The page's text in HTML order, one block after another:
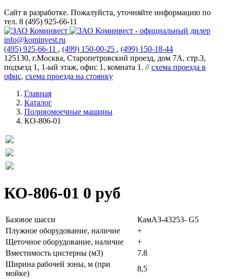
Сайт в разработке. Пожалуйста, уточняйте информацию по
тел. 8 (495) 925-66-11
info@kominvest.ru
(495) 925-66-11 , (499) 150-00-25 , (499) 150-18-44
125130, г.Москва, Старопетровский проезд, дом 7А, стр.3,
подъезд 1, 1-ый этаж, офис 1, комната 1. //схема проезда в
офис, схема проезда на стоянку
Главная
Каталог
Поливомоечные машины
КО-806-01
КО-806-01 0 руб
Базовое шасси
КамАЗ-43253- G5
Плужное оборудование, наличие
+
Щеточное оборудование, наличие
+
Вместимость цистерны (м3)
7.8
Ширина рабочей зоны, м (при
мойке)
8,5